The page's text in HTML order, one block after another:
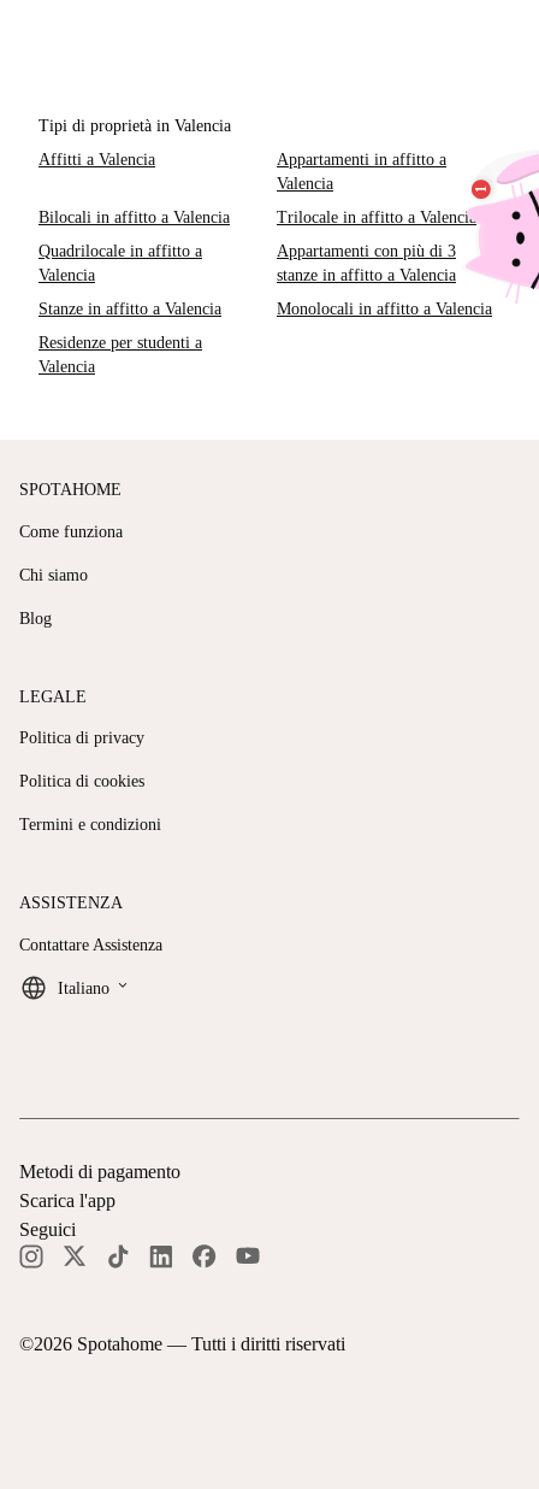
Tipi di proprietà in Valencia
Affitti a Valencia
Appartamenti in affitto a
Valencia
Bilocali in affitto a Valencia
Trilocale in affitto a Valencia
Quadrilocale in affitto a
Valencia
Appartamenti con più di 3
stanze in affitto a Valencia
Stanze in affitto a Valencia
Monolocali in affitto a Valencia
Residenze per studenti a
Valencia
SPOTAHOME
Come funziona
Chi siamo
Blog
LEGALE
Politica di privacy
Politica di cookies
Termini e condizioni
ASSISTENZA
Contattare Assistenza
Italiano keyboard_arrow_down
©2026 Spotahome — Tutti i diritti riservati
Metodi di pagamento
Scarica l'app
Seguici